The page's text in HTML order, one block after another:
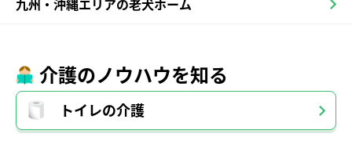
九州・沖縄エリアの老犬ホーム
介護のノウハウを知る
トイレの介護